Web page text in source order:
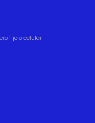
fijo o celular